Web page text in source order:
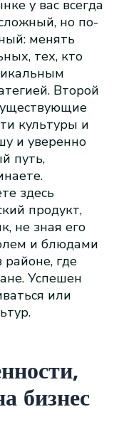
у вас всегда
но по-
менять
тех, кто
Второй
культуры и
и уверенно
путь,
здесь
продукт,
не зная его
и блюдами
где
Успешен
или
бизнес